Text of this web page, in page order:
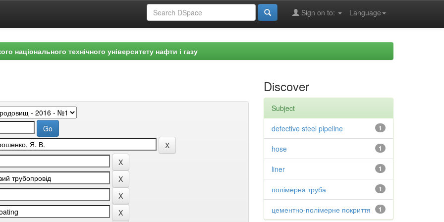
Language
Sign on to:
національного технічного університету нафти і газу
Discover
Subject
1
defective steel pipeline
1
hose
1
liner
1
полімерна труба
1
цементно-полімерне покриття